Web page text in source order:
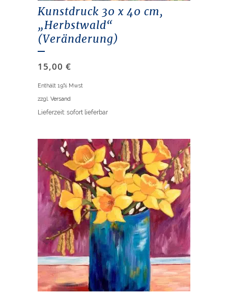
Kunstdruck 30 x 40 cm,
„Herbstwald“
(Veränderung)
15,00 €
Enthält 19% Mwst
zzgl. Versand
Lieferzeit: sofort lieferbar